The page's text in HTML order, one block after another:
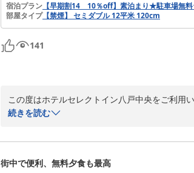
宿泊プラン 【早期割14 10％off】素泊まり★駐車場無
部屋タイプ【禁煙】 セミダブル 12平米 120cm
141
この度はホテルセレクトイン八戸中央をご利用
また、スタッフの対応につきまして、お褒めの
一方で、コインランドリー室の埃に感しまして
この度は貴重なご感想をお寄せいただき、誠に
続きを読む
街中で便利、無料夕食も最高